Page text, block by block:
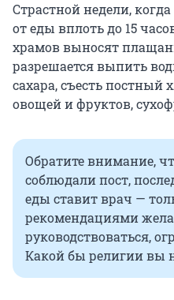
Страстной недели,
от еды вплоть до 15
храмов выносят
разрешается выпить
сахара, съесть постный
овощей и фруктов,
Обратите внимание,
соблюдали пост,
еды ставит врач —
рекомендациями
руководствоваться,
Какой бы религии вы